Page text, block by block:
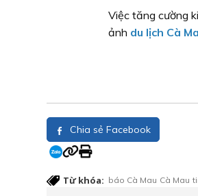
Việc tăng cường
ảnh du lịch Cà
Chia sẻ Facebook
Từ khóa: báo Cà Mau Cà Mau